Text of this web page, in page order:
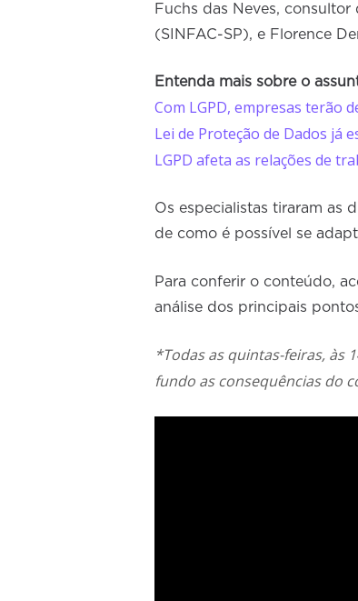
Fuchs das Neves,
(SINFAC-SP), e Florence
Entenda mais sobre o
Com LGPD, empresas terão
Lei de Proteção de Dados já
LGPD afeta as relações de
Os especialistas tiraram as
de como é possível se
Para conferir o conteúdo,
análise dos principais
*Todas as quintas-feiras, às
fundo as consequências do